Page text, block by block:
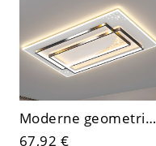
Moderne geometrische LED-Deckenleuchte, ultraschlanke flache Deckenleuchte mit mehrschichtigem architektonischem Design
67,92 €